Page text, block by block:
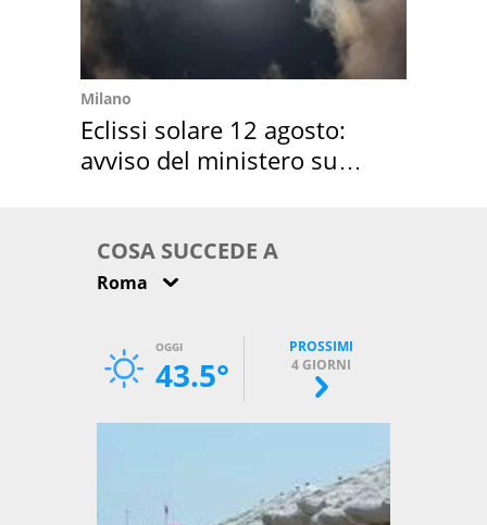
Milano
Eclissi solare 12 agosto:
avviso del ministero su